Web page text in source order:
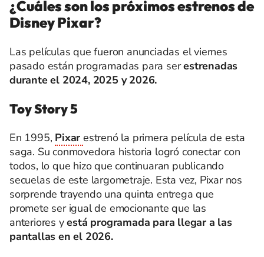
¿Cuáles son los próximos estrenos de
Disney Pixar?
Las películas que fueron anunciadas el viernes
pasado están programadas para serestrenadas
durante el 2024, 2025 y 2026.
Toy Story 5
En 1995, Pixarestrenó la primera película de esta
saga. Su conmovedora historia logró conectar con
todos, lo que hizo que continuaran publicando
secuelas de este largometraje. Esta vez, Pixar nos
sorprende trayendo una quinta entrega que
promete ser igual de emocionante que las
anteriores yestá programada para llegar a las
pantallas en el 2026.